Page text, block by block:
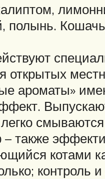
полынь.
ароматы»
также
котами